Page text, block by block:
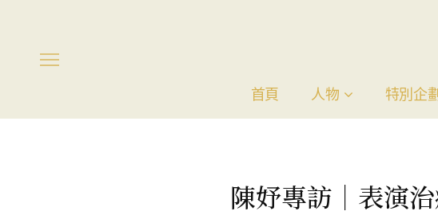
首頁 人物 特別企劃
陳妤專訪｜表演